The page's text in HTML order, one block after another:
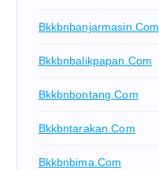
Bkkbnbanjarmasin.com
Bkkbnbalikpapan.com
Bkkbnbontang.com
Bkkbntarakan.com
Bkkbnbima.com